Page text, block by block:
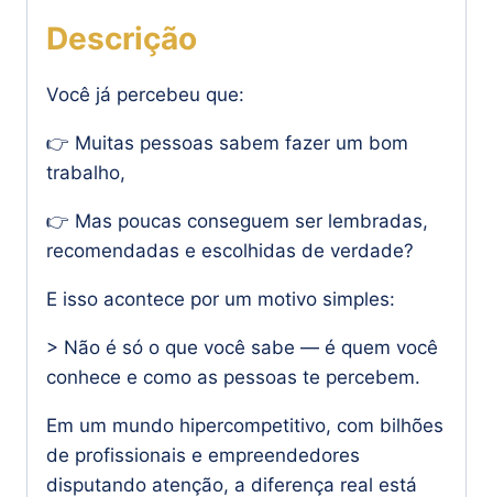
Descrição
Você já percebeu que:
👉 Muitas pessoas sabem fazer um bom
trabalho,
👉 Mas poucas conseguem ser lembradas,
recomendadas e escolhidas de verdade?
E isso acontece por um motivo simples:
> Não é só o que você sabe — é quem você
conhece e como as pessoas te percebem.
Em um mundo hipercompetitivo, com bilhões
de profissionais e empreendedores
disputando atenção, a diferença real está